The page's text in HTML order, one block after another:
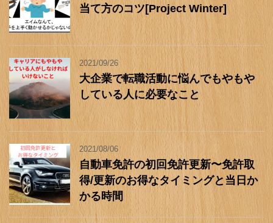
当て方のコツ[Project Winter]
2021/09/26
大企業で転職活動に悩んでもやもや
している人に必要なこと
2021/08/06
自動車免許の初回免許更新〜免許取
得/更新のお得なタイミングと当日か
かる時間